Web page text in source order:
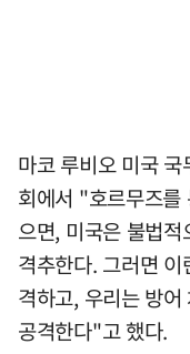
마코 루비오 미국
회에서 "호르무즈를
으면, 미국은 불법
격추한다. 그러면
격하고, 우리는 방
공격한다"고 했다.